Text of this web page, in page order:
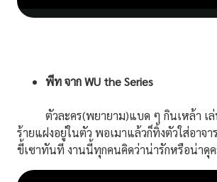
พีท จาก WU the Series
ตัวละคร(พยายาม)แบด ๆ กินเหล้า เ
ร้ายแฝงอยู่ในตัว พอเมาแล้วก็ทิ้งตัวใส่อาจ
ขี้เซาทันที งานนี้ทุกคนคิดว่าน่ารักหรือน่าดุ